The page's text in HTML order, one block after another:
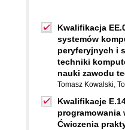
Kwalifikacja
systemów
peryferyjnych i
techniki
nauki zawodu
Tomasz Kowalski,
Kwalifikacje
programowania
Ćwiczenia